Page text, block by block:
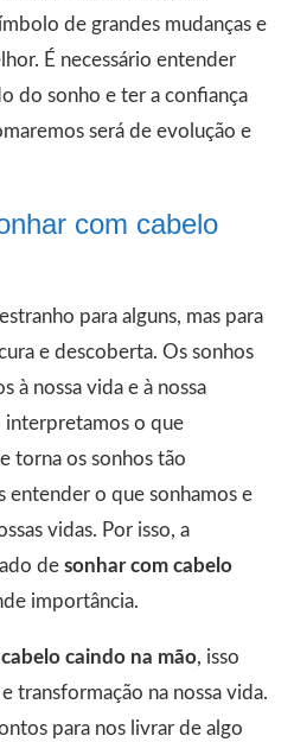
de grandes mudanças e
É necessário entender
do sonho e ter a confiança
será de evolução e
com cabelo
para alguns, mas para
e descoberta. Os sonhos
à nossa vida e à nossa
interpretamos o que
torna os sonhos tão
entender o que sonhamos e
vidas. Por isso, a
de sonhar com cabelo
importância.
caindo na mão, isso
transformação na nossa vida.
para nos livrar de algo